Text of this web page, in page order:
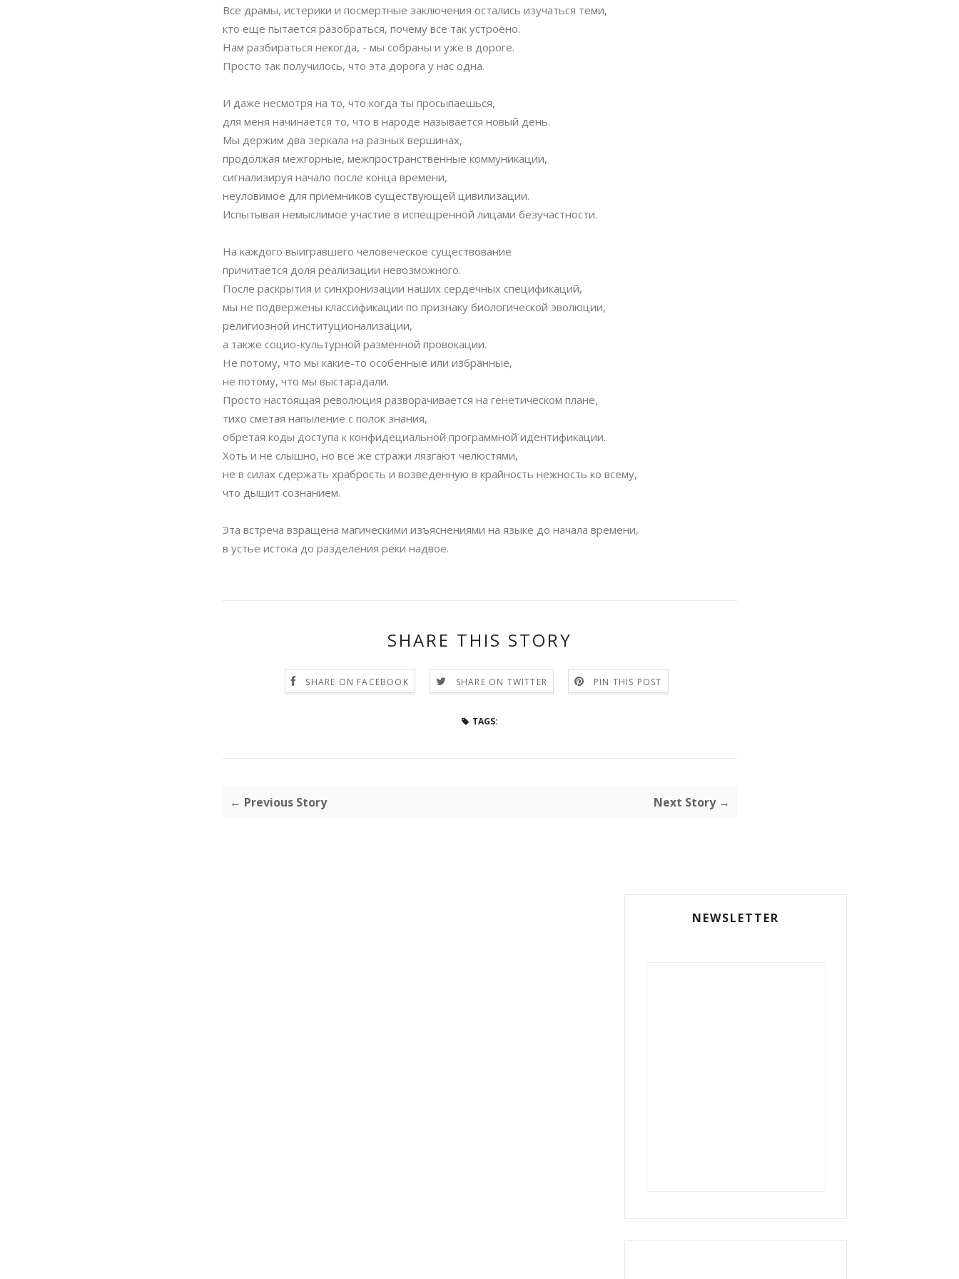
Все драмы, истерики и посмертные заключения остались изучаться теми,
кто еще пытается разобраться, почему все так устроено.
Нам разбираться некогда, - мы собраны и уже в дороге.
Просто так получилось, что эта дорога у нас одна.
И даже несмотря на то, что когда ты просыпаешься,
для меня начинается то, что в народе называется новый день.
Мы держим два зеркала на разных вершинах,
продолжая межгорные, межпространственные коммуникации,
сигнализируя начало после конца времени,
неуловимое для приемников существующей цивилизации.
Испытывая немыслимое участие в испещренной лицами безучастности.
На каждого выигравшего человеческое существование
причитается доля реализации невозможного.
После раскрытия и синхронизации наших сердечных спецификаций,
мы не подвержены классификации по признаку биологической эволюции,
религиозной институционализации,
а также социо-культурной разменной провокации.
Не потому, что мы какие-то особенные или избранные,
не потому, что мы выстарадали.
Просто настоящая революция разворачивается на генетическом плане,
тихо сметая напыление с полок знания,
обретая коды доступа к конфидециальной программной идентификации.
Хоть и не слышно, но все же стражи лязгают челюстями,
не в силах сдержать храбрость и возведенную в крайность нежность ко всему,
что дышит сознанием.
Эта встреча взращена магическими изъяснениями на языке до начала времени,
в устье истока до разделения реки надвое.
SHARE THIS STORY
SHARE ON FACEBOOK SHARE ON TWITTER PIN THIS POST
TAGS:
← Previous Story Next Story →
NEWSLETTER